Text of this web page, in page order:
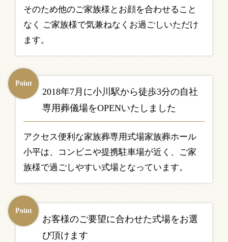
そのため他のご家族様とお顔を合わせること
なく ご家族様で気兼ねなくお過ごしいただけ
ます。
Point
2018年7月に小川駅から徒歩3分の自社
専用葬儀場をOPENいたしました
アクセス便利な家族葬専用式場家族葬ホール
小平は、コンビニや提携駐車場が近く、ご家
族様で過ごしやすい式場となっています。
Point
お客様のご要望に合わせた式場をお選
び頂けます